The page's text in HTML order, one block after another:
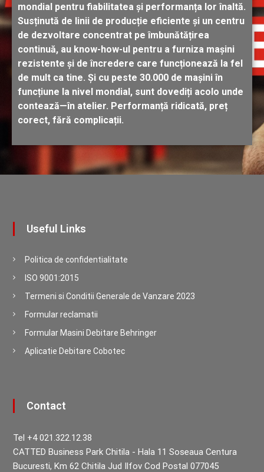
mondial pentru fiabilitatea și performanța lor înaltă.
Susținută de linii de producție eficiente și un centru
de dezvoltare concentrat pe îmbunătățirea
continuă, au know-how-ul pentru a furniza mașini
rezistente și de încredere care funcționează la fel
de mult ca tine. Și cu peste 30.000 de mașini în
funcțiune la nivel mondial, sunt dovediți acolo unde
contează—în atelier. Performanță ridicată, preț
corect, fără complicații.
Useful Links
Politica de confidentialitate
ISO 9001:2015
Termeni si Conditii Generale de Vanzare 2023
Formular reclamatii
Formular Masini Debitare Behringer
Aplicatie Debitare Cobotec
Contact
Tel +4 021.322.12.38
CATTED Business Park Chitila - Hala 11 Soseaua Centura
Bucuresti, Km 62 Chitila Jud Ilfov Cod Postal 077045